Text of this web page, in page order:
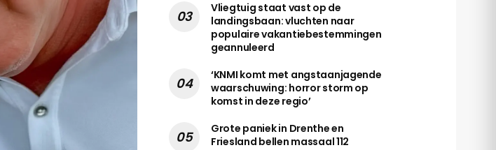
Vliegtuig staat vast op de
landingsbaan: vluchten naar
populaire vakantiebestemmingen
geannuleerd
‘KNMI komt met angstaanjagende
waarschuwing: horror storm op
komst in deze regio’
Grote paniek in Drenthe en
Friesland bellen massaal 112